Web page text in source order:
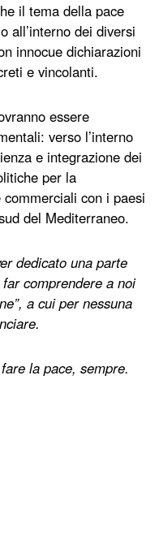
il tema della pace
all’interno dei diversi
innocue dichiarazioni
e vincolanti.
essere
verso l’interno
e integrazione dei
per la
con i paesi
del Mediterraneo.
dedicato una parte
comprendere a noi
a cui per nessuna
la pace, sempre.